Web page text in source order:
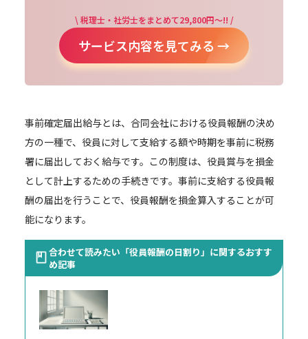
\ 税理士・社労士をまとめて29,800円～!! /
サービス内容を見てみる →
事前確定届出給与とは、合同会社における役員報酬の決め
方の一種で、役員に対して支給する額や時期を事前に税務
署に届出しておく給与です。この制度は、役員賞与を損金
として計上するための手続きです。事前に支給する役員報
酬の届出を行うことで、役員報酬を損金算入することが可
能になります。
合わせて読みたい「役員報酬の日割り」に関するおすす
め記事